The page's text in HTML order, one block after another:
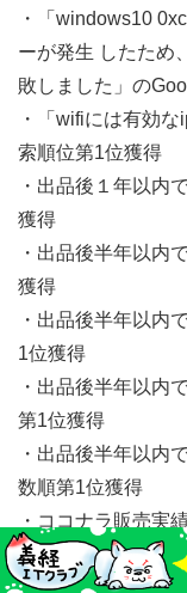
・「windows10
ーが発生 したため
敗しました」の
・「wifiには有効
索順位第1位獲得
・出品後１年以内
獲得
・出品後半年以内
獲得
・出品後半年以内
1位獲得
・出品後半年以内
第1位獲得
・出品後半年以内
数順第1位獲得
・ココナラ販売実
・ココナラ出品者
・１週間以内でエ